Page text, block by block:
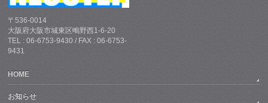
〒536-0014
大阪府大阪市城東区鴫野西1-6-20
TEL : 06-6753-9430 / FAX : 06-6753-
9431
HOME
お知らせ